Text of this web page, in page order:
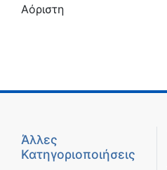
Αόριστη
Άλλες
Κατηγοριοποιήσεις